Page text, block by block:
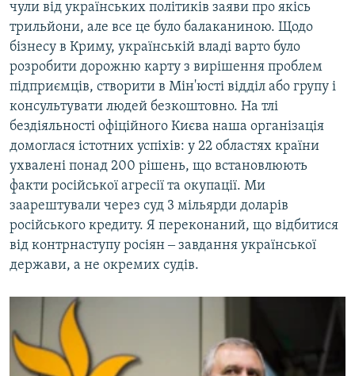
чули від українських політиків заяви про якісь
трильйони, але все це було балаканиною. Щодо
бізнесу в Криму, українській владі варто було
розробити дорожню карту з вирішення проблем
підприємців, створити в Мін'юсті відділ або групу і
консультувати людей безкоштовно. На тлі
бездіяльності офіційного Києва наша організація
домоглася істотних успіхів: у 22 областях країни
ухвалені понад 200 рішень, що встановлюють
факти російської агресії та окупації. Ми
заарештували через суд 3 мільярди доларів
російського кредиту. Я переконаний, що відбитися
від контрнаступу росіян ‒ завдання української
держави, а не окремих судів.